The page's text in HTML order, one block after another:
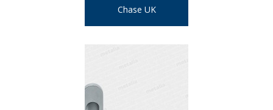
Chase UK